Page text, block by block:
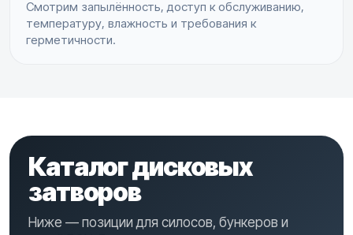
Смотрим запылённость, доступ к обслуживанию,
температуру, влажность и требования к
герметичности.
Каталог дисковых
затворов
Ниже — позиции для силосов, бункеров и